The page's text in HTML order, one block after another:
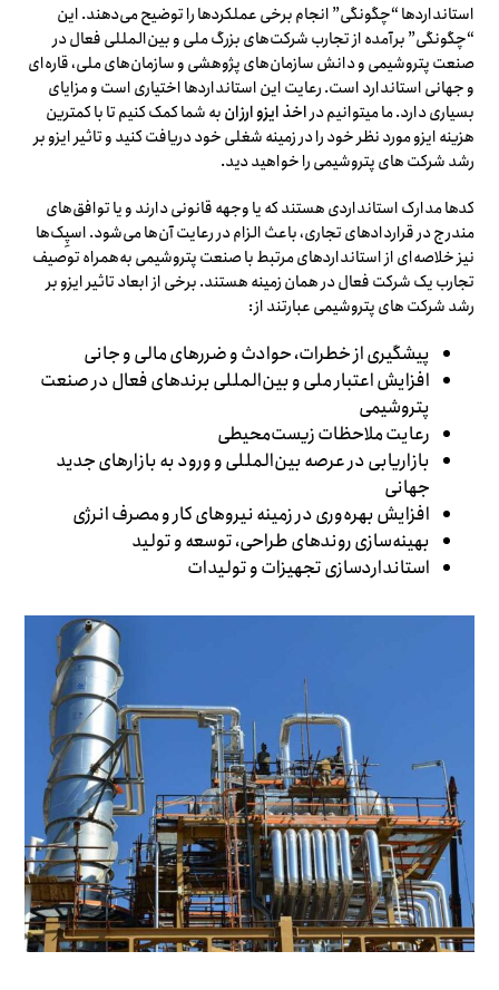
استانداردها “چگونگی” انجام برخی عملکردها را توضیح می‌دهند. این
“چگونگی” برآمده از تجارب شرکت‌های بزرگ ملی و بین‌المللی فعال در
صنعت پتروشیمی و دانش سازمان‌های پژوهشی و سازمان‌های ملی، قاره‌ای
و جهانی استاندارد است. رعایت این استانداردها اختیاری است و مزایای
بسیاری دارد. ما میتوانیم دراخذ ایزو ارزانبه شما کمک کنیم تا با کمترین
هزینه ایزو مورد نظر خود را در زمینه شغلی خود دریافت کنید و تاثیر ایزو بر
رشد شرکت های پتروشیمی را خواهید دید.
کدها مدارک استانداردی هستند که یا وجهه قانونی دارند و یا توافق‌های
مندرج در قراردادهای تجاری، باعث الزام در رعایت آن‌ها می‌شود. اسپِک‌ها
نیز خلاصه‌ای از استانداردهای مرتبط با صنعت پتروشیمی به‌همراه توصیف
تجارب یک شرکت فعال در همان زمینه هستند. برخی از ابعاد تاثیر ایزو بر
رشد شرکت های پتروشیمی عبارتند از:
پیشگیری از خطرات، حوادث و ضررهای مالی و جانی
افزایش اعتبار ملی و بین‌المللی برندهای فعال در صنعت
پتروشیمی
رعایت ملاحظات زیست‌محیطی
بازاریابی در عرصه بین‌المللی و ورود به بازارهای جدید
جهانی
افزایش بهره‌وری در زمینه نیروهای کار و مصرف انرژی
بهینه‌سازی روندهای طراحی، توسعه و تولید
استانداردسازی تجهیزات و تولیدات